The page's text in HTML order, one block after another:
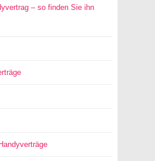
– so finden Sie ihn